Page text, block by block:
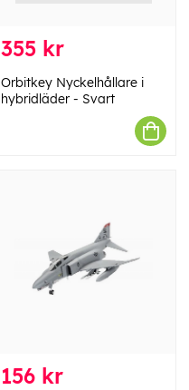
355 kr
Orbitkey Nyckelhållare i
hybridläder - Svart
156 kr